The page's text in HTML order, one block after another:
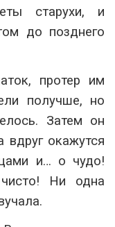
старухи, и
до позднего
протер им
получше, но
Затем он
вдруг окажутся
и… о чудо!
Ни одна